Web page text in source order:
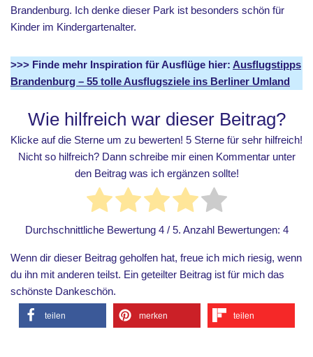
Brandenburg. Ich denke dieser Park ist besonders schön für
Kinder im Kindergartenalter.
>>> Finde mehr Inspiration für Ausflüge hier: Ausflugstipps
Brandenburg – 55 tolle Ausflugsziele ins Berliner Umland
Wie hilfreich war dieser Beitrag?
Klicke auf die Sterne um zu bewerten! 5 Sterne für sehr hilfreich!
Nicht so hilfreich? Dann schreibe mir einen Kommentar unter
den Beitrag was ich ergänzen sollte!
Durchschnittliche Bewertung 4/ 5. Anzahl Bewertungen: 4
Wenn dir dieser Beitrag geholfen hat, freue ich mich riesig, wenn
du ihn mit anderen teilst. Ein geteilter Beitrag ist für mich das
schönste Dankeschön.
teilen merken teilen